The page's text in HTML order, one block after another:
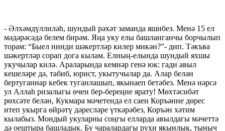
- Әлхәмдүллиләһ, шундый рәхәт заманда яшибез. Менә 15 ел
мәдәрәсәдә белем бирәм. Яңа уку елы башланганчы борчылып
торам: “Быел нинди шәкертләр килер микән?”- дип. Тәкъва
шәкертләр сорап дога кылам. Елның-елында шундый яхшы
укучылар килә. Араларында кемнәр генә юк: гади авыл
кешеләре дә, табиб, юрист, укытучылар да. Алар белән
бертуганнар кебек туганлашып, якынаеп бетәбез. Менә нәрсә
ул Аллаһ ризалыгы өчен бер-береңне ярату! Мөхтәсибәт
рөхсәте белән, Кукмара мәчетендә ел саен Коръәнне дөрес
итеп укырга өйрәтү дәресләре үткәрәбез, Коръән хәтим
кылабыз. Мондый укуларны соңгы елларда авылдагы мәчеттә
дә оештыра башладык. Бу чаралардагы рухи якынлык, тыныч